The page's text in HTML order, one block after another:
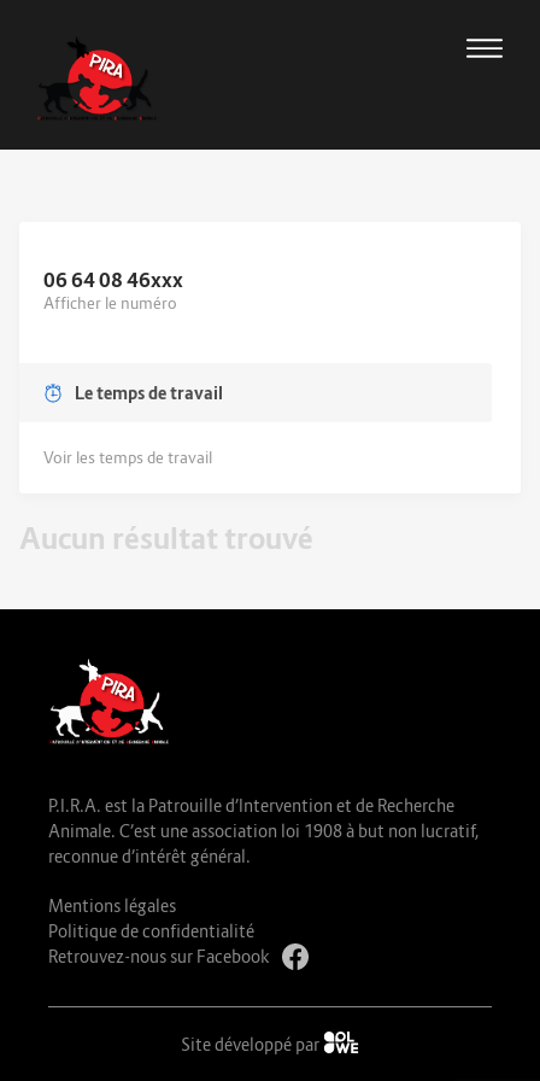
06 64 08 46xxx
Afficher le numéro
Le temps de travail
Voir les temps de travail
Aucun résultat trouvé
P.I.R.A. est la Patrouille d’Intervention et de Recherche
Animale. C’est une association loi 1908 à but non lucratif,
reconnue d’intérêt général.
Mentions légales
Politique de confidentialité
Retrouvez-nous sur Facebook
Site développé par